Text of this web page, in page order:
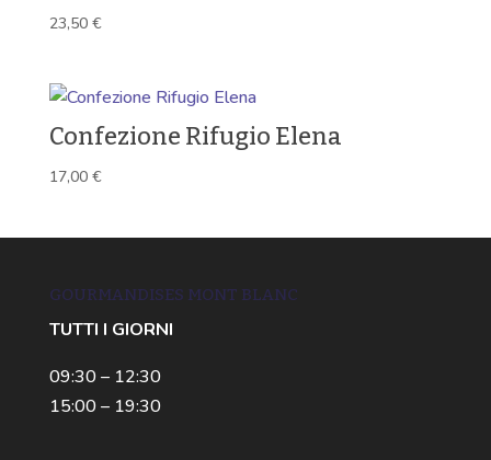
23,50 €
Confezione Rifugio Elena
17,00 €
GOURMANDISES MONT BLANC
TUTTI I GIORNI
09:30 – 12:30
15:00 – 19:30